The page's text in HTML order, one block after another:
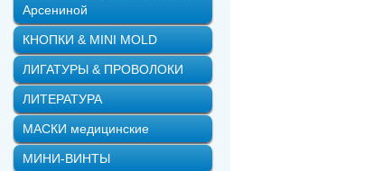
Арсениной
КНОПКИ & MINI MOLD
ЛИГАТУРЫ & ПРОВОЛОКИ
ЛИТЕРАТУРА
МАСКИ медицинские
МИНИ-ВИНТЫ